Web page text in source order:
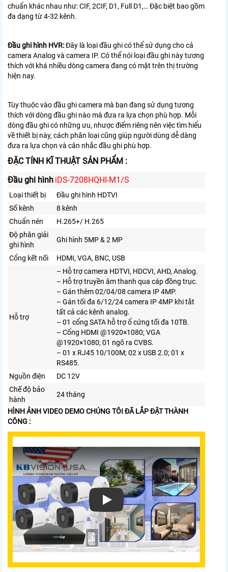
chuẩn khác nhau như: CIF, 2CIF, D1, Full D1,… Đặc biệt bao gồm
đa dạng từ 4-32 kênh.
Đầu ghi hình HVR:Đây là loại đầu ghi có thể sử dụng cho cả
camera Analog và camera IP. Có thể nói loại đầu ghi này tương
thích với khá nhiều dòng camera đang có mặt trên thị trường
hiện nay.
Tùy thuộc vào đầu ghi camera mà bạn đang sử dụng tương
thích với dòng đầu ghi nào mà đưa ra lựa chọn phù hợp. Mỗi
dòng đầu ghi có những ưu, nhược điểm riêng nên việc tìm hiểu
về thiết bị này, cách phân loại cũng giúp người dùng dễ dàng
đưa ra lựa chọn và cân nhắc đầu ghi phù hợp.
ĐẶC TÍNH KĨ THUẬT SẢN PHẨM :
Đầu ghi hình iDS-7208HQHI-M1/S
Loại thiết bị
Đầu ghi hình HDTVI
Số kênh
8 kênh
Chuẩn nén
H.265+/ H.265
Độ phân giải
ghi hình
Ghi hình 5MP & 2 MP
Cổng kết nối HDMI, VGA, BNC, USB
Hỗ trợ
– Hỗ trợ camera HDTVI, HDCVI, AHD, Analog.
– Hỗ trợ truyền âm thanh qua cáp đồng trục.
– Gán thêm 02/04/08 camera IP 4MP.
– Gán tối đa 6/12/24 camera IP 4MP khi tắt
tất cả các kênh analog.
– 01 cổng SATA hỗ trợ ổ cứng tối đa 10TB.
– Cổng HDMI @1920×1080; VGA
@1920×1080; 01 ngõ ra CVBS.
– 01 x RJ45 10/100M; 02 x USB 2.0; 01 x
RS485.
Nguồn điện
DC 12V
Chế độ bảo
hành
24 tháng
HÌNH ẢNH VIDEO DEMO CHÚNG TÔI ĐÃ LẮP ĐẶT THÀNH
CÔNG :